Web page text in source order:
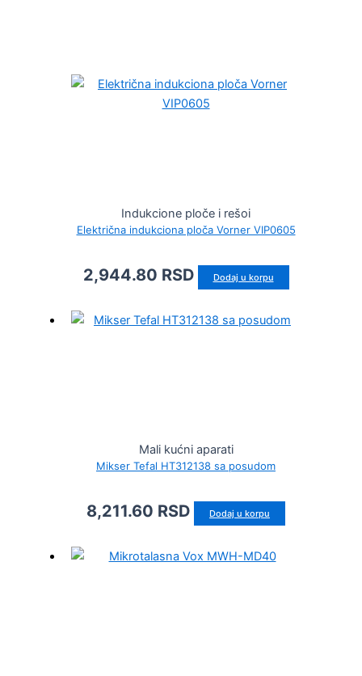
Indukcione ploče i rešoi
Električna indukciona ploča Vorner VIP0605
2,944.80 RSD Dodaj u korpu
Mali kućni aparati
Mikser Tefal HT312138 sa posudom
8,211.60 RSD Dodaj u korpu